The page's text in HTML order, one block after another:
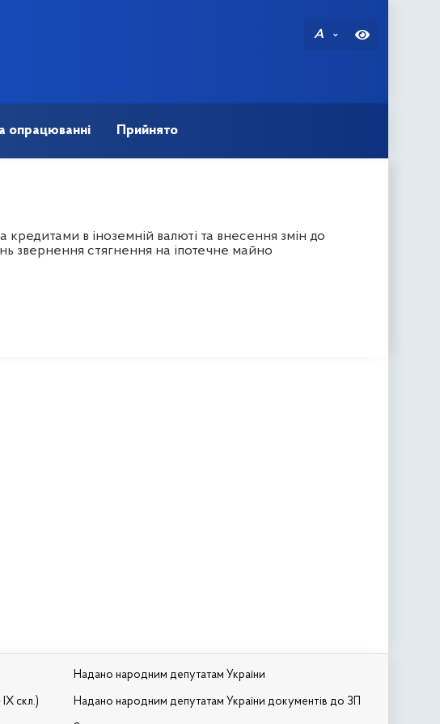
A
опрацюванні Прийнято
в іноземній валюті та внесення змін до
звернення стягнення на іпотечне майно
IX скл.)
Надано народним депутатам України
Надано народним депутатам України документів до ЗП